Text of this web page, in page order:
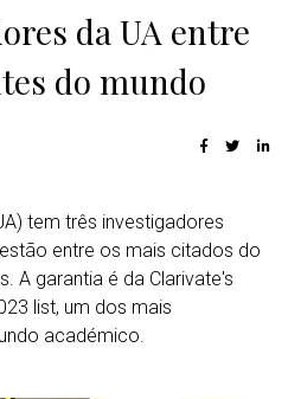
da UA entre
do mundo
tem três investigadores
entre os mais citados do
A garantia é da Clarivate's
list, um dos mais
académico.